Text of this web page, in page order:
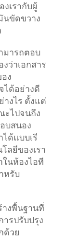
เรากับผู้
นขัดขวาง
มารถตอบ
ว่าเอกสาร
ง
ได้อย่างดี
งไร ตั้งแต่
ะไปจนถึง
บสนอง
ด้แบบเรี
ลยีของเรา
นห้องไอที
หรับ
งพื้นฐานที่
รปรับปรุง
ด้วย